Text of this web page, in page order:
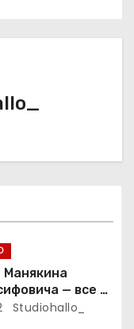
Манякина
— все о
России!
Studiohallo_